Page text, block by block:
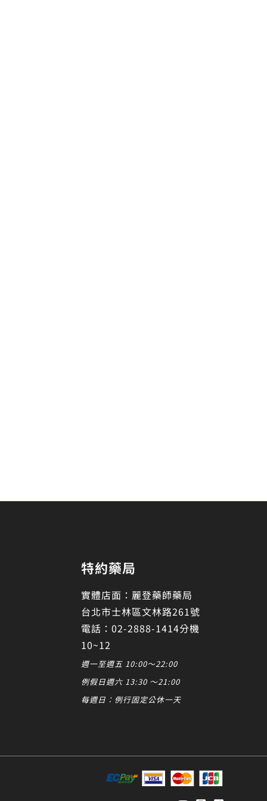
特約藥局
實體店面：麗登藥師藥局
台北市士林區文林路261號
電話：02-2888-1414分機
10~12
週一至週五 10:00～22:00
例假日週六 13:30 ～21:00
每週日：例行固定公休一天